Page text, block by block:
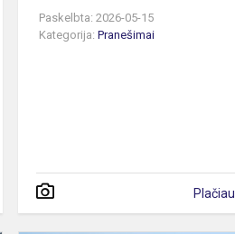
Paskelbta: 2026-05-15
Kategorija:Pranešimai
Plačiau